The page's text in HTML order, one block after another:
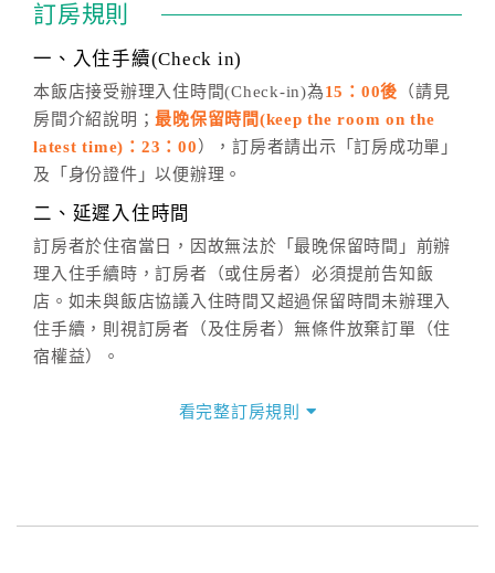
話方式異動訂單。
※非客服時間之申辦異動，皆為次日計算及辦理。
五、客服時間
週一至週日，上午9:00～晚上6:00
六、聯絡方式
(07)9682715 。
訂房規則
一、入住手續(Check in)
本飯店接受辦理入住時間(Check-in)為15：00後 （請見
房間介紹說明；最晚保留時間(keep the room on the
latest time)：23：00 ），訂房者請出示「訂房成功單」
及「身份證件」以便辦理。
二、延遲入住時間
訂房者於住宿當日，因故無法於「最晚保留時間」前辦
理入住手續時，訂房者（或住房者）必須提前告知飯
店。如未與飯店協議入住時間又超過保留時間未辦理入
住手續，則視訂房者（及住房者）無條件放棄訂單（住
宿權益）。
四、訂單異動
看完整訂房規則